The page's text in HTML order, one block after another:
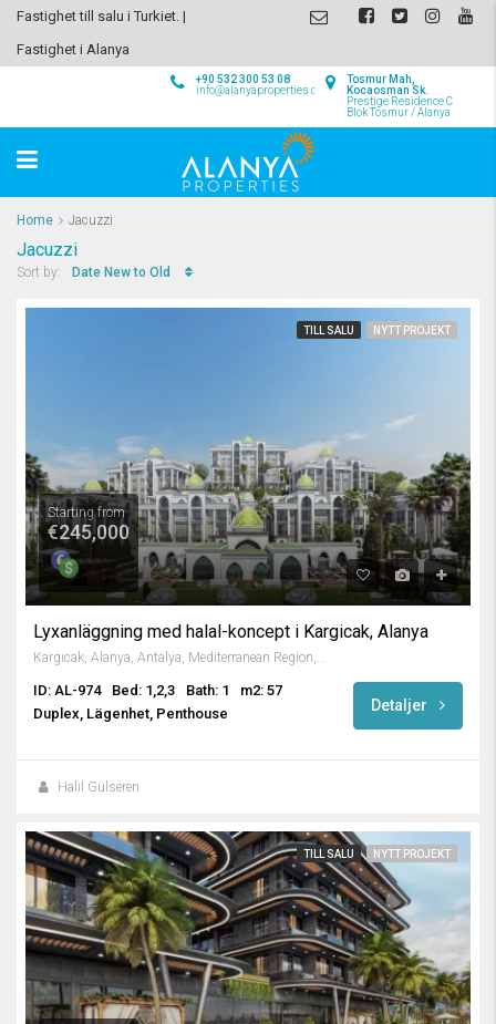
Fastighet till salu i Turkiet. |
Fastighet i Alanya
Tosmur Mah,
Kocaosman Sk.
Prestige Residence C
Blok Tosmur / Alanya
+90 532 300 53 08
info@alanyaproperties.com
Home Jacuzzi
Jacuzzi
Sort by: Date New to Old
TILL SALU NYTT PROJEKT
Starting from
€245,000
Lyxanläggning med halal-koncept i Kargicak, Alanya
Kargıcak, Alanya, Antalya, Mediterranean Region, 07440, Turkey
ID: AL-974 Bed: 1,2,3 Bath: 1
m2: 57
Duplex, Lägenhet, Penthouse
Detaljer
Halil Gülseren
TILL SALU NYTT PROJEKT